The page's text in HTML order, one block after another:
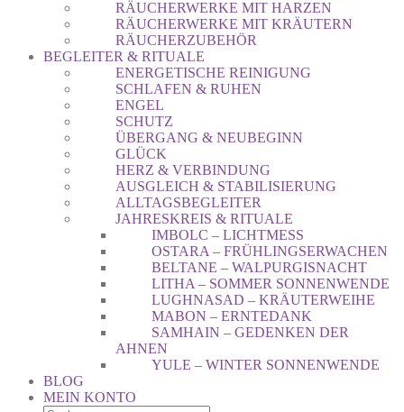
RÄUCHERWERKE MIT HARZEN
RÄUCHERWERKE MIT KRÄUTERN
RÄUCHERZUBEHÖR
BEGLEITER & RITUALE
ENERGETISCHE REINIGUNG
SCHLAFEN & RUHEN
ENGEL
SCHUTZ
ÜBERGANG & NEUBEGINN
GLÜCK
HERZ & VERBINDUNG
AUSGLEICH & STABILISIERUNG
ALLTAGSBEGLEITER
JAHRESKREIS & RITUALE
IMBOLC – LICHTMESS
OSTARA – FRÜHLINGSERWACHEN
BELTANE – WALPURGISNACHT
LITHA – SOMMER SONNENWENDE
LUGHNASAD – KRÄUTERWEIHE
MABON – ERNTEDANK
SAMHAIN – GEDENKEN DER
AHNEN
YULE – WINTER SONNENWENDE
BLOG
MEIN KONTO